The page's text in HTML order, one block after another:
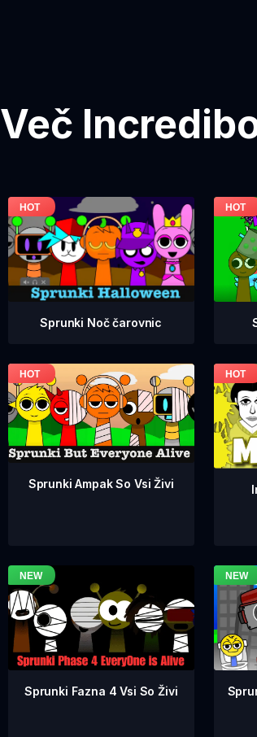
Več
Sprunki Noč čarovnic
Sprunki Ampak So Vsi Živi
Sprunki Fazna 4 Vsi So Živi